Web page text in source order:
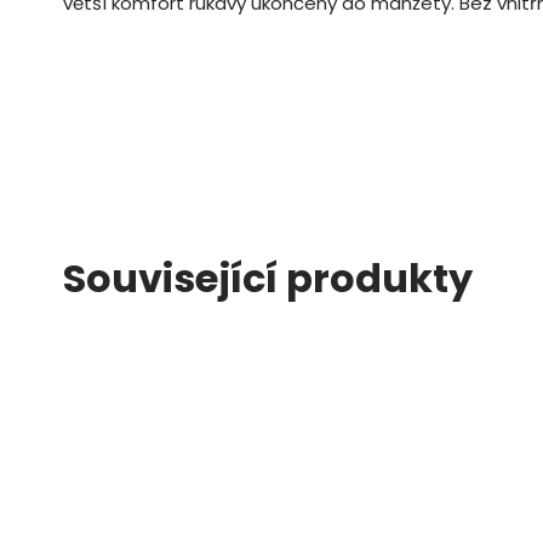
Související produkty